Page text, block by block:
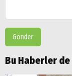
Gönder
Bu Haberler